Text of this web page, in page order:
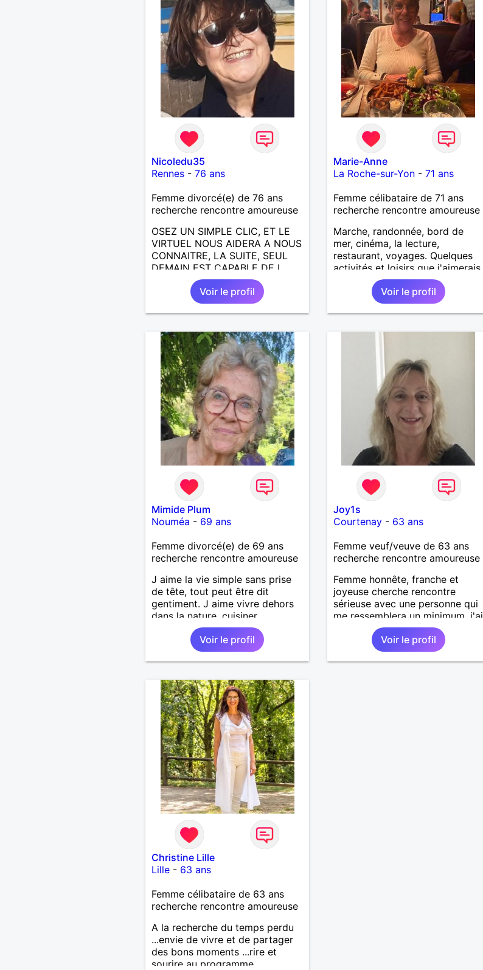
Nicoledu35
Rennes- 76 ans
Femme divorcé(e) de 76 ans
recherche rencontre amoureuse
OSEZ UN SIMPLE CLIC, ET LE
VIRTUEL NOUS AIDERA A NOUS
CONNAITRE, LA SUITE, SEUL
DEMAIN EST CAPABLE DE L
ECRIRE; J AIMERAIS
RENCONTRER, LA COMPLICITE,
LE PARTAGE DES BELLES
CHOSES DE LA VIE : BALADES,
AILLEURS. ETRE A L ECOUTE
DE L AUTRE, ET LA VIE SERA
PLUS BELLE
ENCORE.....................
Voir le profil
Marie-Anne
La Roche-sur-Yon- 71 ans
Femme célibataire de 71 ans
recherche rencontre amoureuse
Marche, randonnée, bord de
mer, cinéma, la lecture,
restaurant, voyages. Quelques
activités et loisirs que j'aimerais
partager ainsi que les vôtres.
Recevoir mes enfants, mes
petits-enfants et mes amis.
Bénévolat auprès des enfants à
une personne de confiance,
pour une vie de partage, de
tendresse. Les voyages et où
randonnées en France ou à
l'étranger à deux en dehors des
sentiers battus me raviraient. Je
m'engage à répondre à votre
message. Au plaisir de vous lire.
Voir le profil
Mimide Plum
Nouméa - 69 ans
Femme divorcé(e) de 69 ans
recherche rencontre amoureuse
J aime la vie simple sans prise
de tête, tout peut être dit
gentiment. J aime vivre dehors
dans la nature, cuisiner,
randonner, camper, voyager,
découvrir, comprendre des
nouveaux trucs techniques et
sur la vie des êtres vivants. J
bois pratiquement pas d alcool,
je fume rarement, je ris souvent.
Je cherche un vrai amoureux
pour continuer à profiter de la
vie mais à deux. Je peux tout
faire toute seule, mais j en ai
marre je veux partagé et rigoler
Voir le profil
Joy1s
Courtenay- 63 ans
Femme veuf/veuve de 63 ans
recherche rencontre amoureuse
Femme honnête, franche et
joyeuse cherche rencontre
sérieuse avec une personne qui
me ressemblera un minimum. j'ai
des défauts comme tout le
monde et souhaite une vie
sereine dans une relation sur du
long terme.
Voir le profil
Christine Lille
Lille- 63 ans
Femme célibataire de 63 ans
recherche rencontre amoureuse
A la recherche du temps perdu
...envie de vivre et de partager
des bons moments ...rire et
sourire au programme...